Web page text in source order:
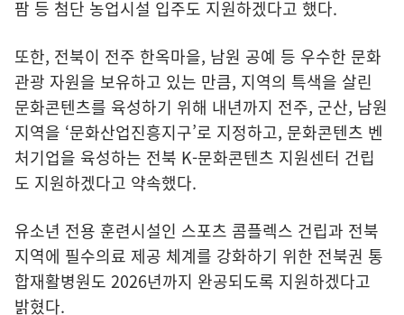
팜 등 첨단 농업시설 입주도 지원하겠다고 했다.
또한, 전북이 전주 한옥마을, 남원 공예 등 우수한 문화
관광 자원을 보유하고 있는 만큼, 지역의 특색을 살린
문화콘텐츠를 육성하기 위해 내년까지 전주, 군산, 남원
지역을 ‘문화산업진흥지구’로 지정하고, 문화콘텐츠 벤
처기업을 육성하는 전북 K-문화콘텐츠 지원센터 건립
도 지원하겠다고 약속했다.
유소년 전용 훈련시설인 스포츠 콤플렉스 건립과 전북
지역에 필수의료 제공 체계를 강화하기 위한 전북권 통
합재활병원도 2026년까지 완공되도록 지원하겠다고
밝혔다.